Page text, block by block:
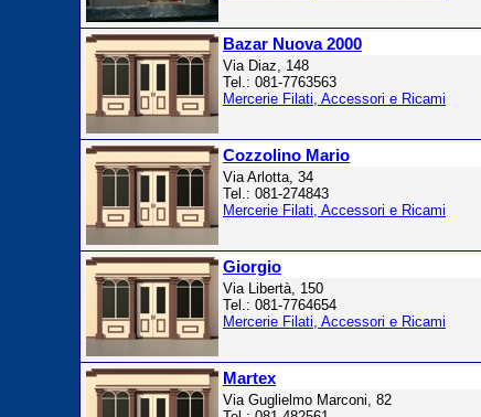
Bazar Nuova 2000
Via Diaz, 148
Tel.: 081-7763563
Mercerie Filati, Accessori e Ricami
Cozzolino Mario
Via Arlotta, 34
Tel.: 081-274843
Mercerie Filati, Accessori e Ricami
Giorgio
Via Libertà, 150
Tel.: 081-7764654
Mercerie Filati, Accessori e Ricami
Martex
Via Guglielmo Marconi, 82